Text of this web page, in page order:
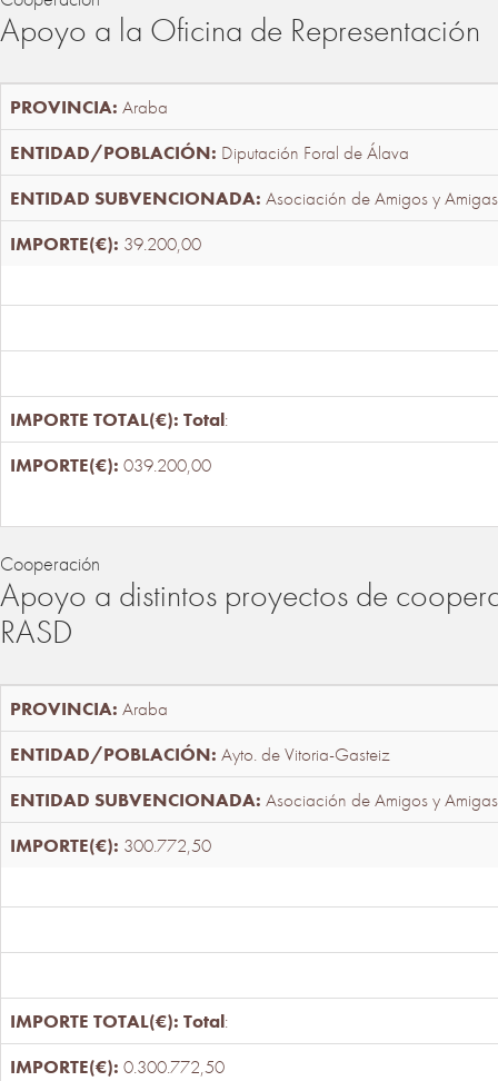
Apoyo a la Oficina de Representación
Araba
Diputación Foral de Álava
Asociación de Amigos y
39.200,00
Total:
039.200,00
Cooperación
Apoyo a distintos proyectos de
RASD
Araba
Ayto. de Vitoria-Gasteiz
Asociación de Amigos y
300.772,50
Total:
0.300.772,50